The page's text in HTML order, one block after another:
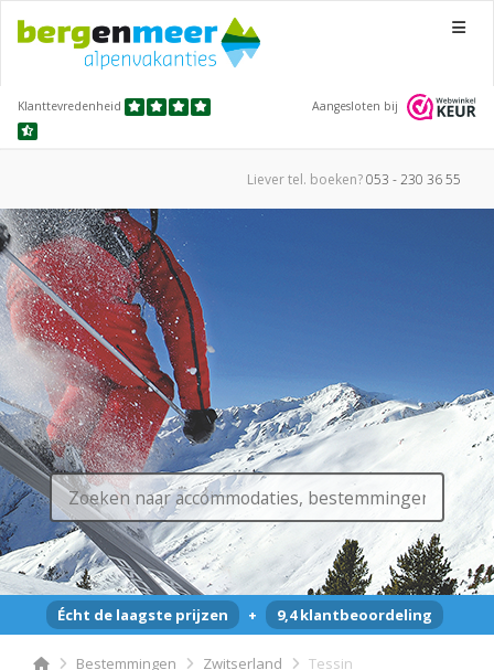
Menu
Klanttevredenheid Aangesloten bij
Liever tel. boeken?053 - 230 36 55
Écht de laagste prijzen + 9,4 klantbeoordeling
Bestemmingen Zwitserland Tessin